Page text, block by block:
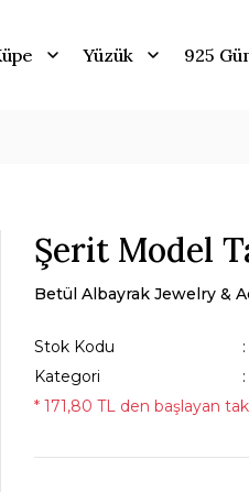
Yüzük 925
Şerit Model
Betül Albayrak Jewelry &
Stok Kodu
Kategori
* 171,80 TL den başlayan